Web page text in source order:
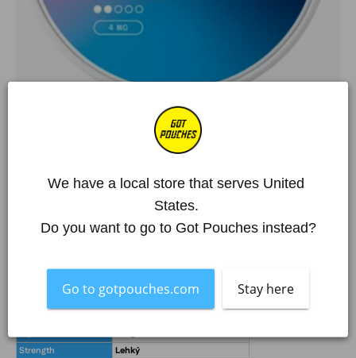
/ XQS / XQS Soft Toffee Light 4 mg
XQS Soft Toffee Light 4 mg
Více než 250 000 spokojených zákazníků
What's in the box?!
Káva, Karamel
Strength
Lehký
We have a local store that serves United
States.
Do you want to go to Got Pouches instead?
Go to gotpouches.com Stay here